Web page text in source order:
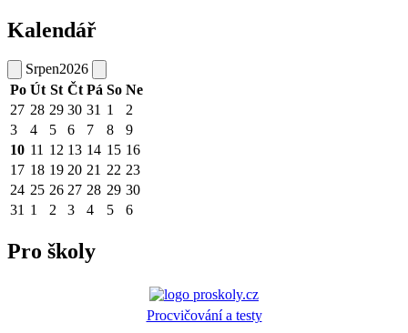
Kalendář
Srpen2026
Po Út St Čt Pá So Ne
27 28 29 30 31 1
2
3
4 5 6 7 8
9
10 11 12 13 14 15 16
17 18 19 20 21 22 23
24 25 26 27 28 29 30
31 1 2 3 4 5 6
Pro školy
Procvičování a testy